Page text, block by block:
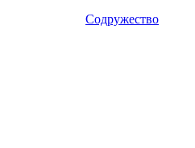
Содружество